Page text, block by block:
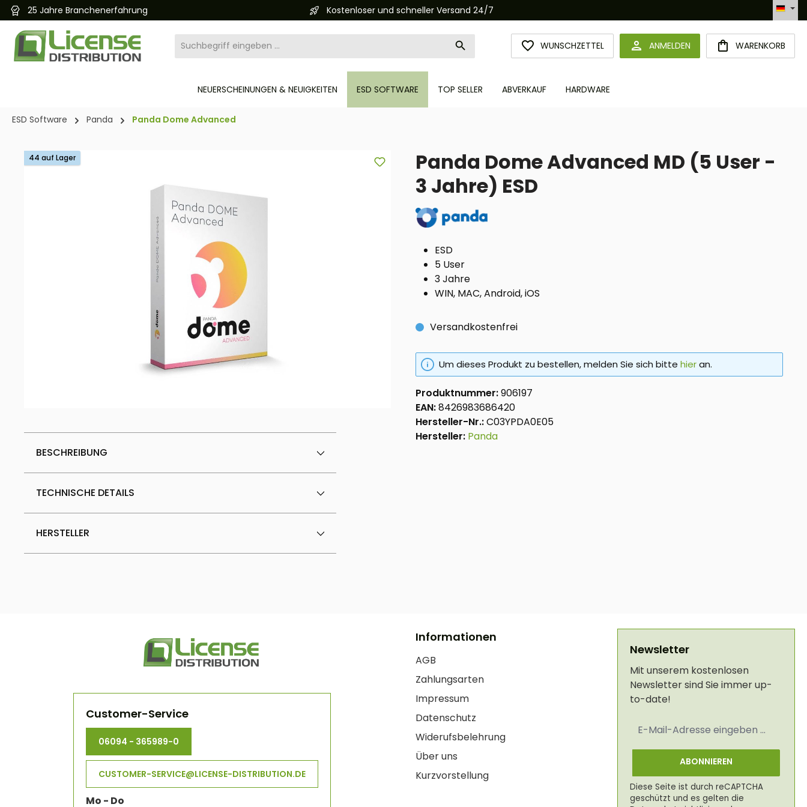
Zur Hauptnavigation springen
25 Jahre Branchenerfahrung Kostenloser und schneller Versand 24/7 Automatisierte Bestellabwicklung (API)
WUNSCHZETTELDU HAST 0 PRODUKTE AUF DEM MERKZETTEL
ANMELDEN WARENKORB
NEUERSCHEINUNGEN & NEUIGKEITEN ESD SOFTWARE TOP SELLER ABVERKAUF HARDWARE
ESD Software Panda Panda Dome Advanced
Bildergalerie überspringen
44 auf Lager
BESCHREIBUNG
TECHNISCHE DETAILS
HERSTELLER
Panda Dome Advanced MD (5 User -
3 Jahre) ESD
ESD
5 User
3 Jahre
WIN, MAC, Android, iOS
Versandkostenfrei
Um dieses Produkt zu bestellen, melden Sie sich bitte hieran.
Produktnummer:906197
EAN:8426983686420
Hersteller-Nr.:C03YPDA0E05
Hersteller: Panda
Customer-Service
06094 - 365989-0
CUSTOMER-SERVICE@LICENSE-DISTRIBUTION.DE
Mo - Do
Informationen
AGB
Zahlungsarten
Impressum
Datenschutz
Widerufsbelehrung
Über uns
Kurzvorstellung
Newsletter
Mit unserem kostenlosen
Newsletter sind Sie immer up-
to-date!
Mail-
ABONNIEREN
Diese Seite ist durch reCAPTCHA
geschützt und es gelten die